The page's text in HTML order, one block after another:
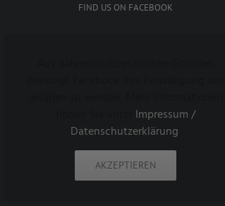
FIND US ON FACEBOOK
Impressum /
Datenschutzerklärung
AKZEPTIEREN